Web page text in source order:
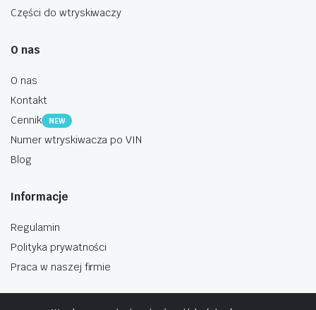
Części do wtryskiwaczy
O nas
O nas
Kontakt
Cennik
NEW
Numer wtryskiwacza po VIN
Blog
Informacje
Regulamin
Polityka prywatności
Praca w naszej firmie